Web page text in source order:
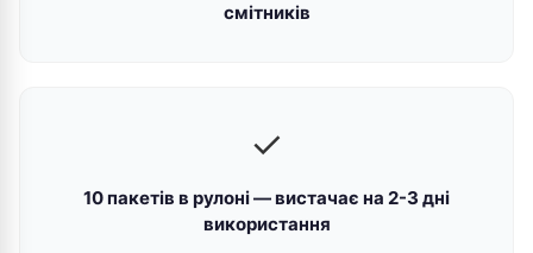
смітників
✓
10 пакетів в рулоні — вистачає на 2-3 дні
використання